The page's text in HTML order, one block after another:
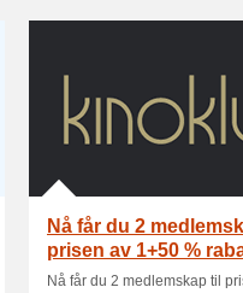
Nå får du 2
prisen av 1+50 %
u
Nå får du 2 medlemskap til